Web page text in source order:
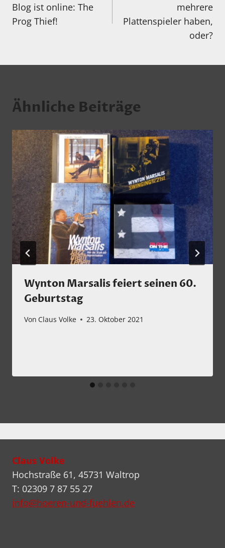
Blog ist online: The
Prog Thief!
mehrere
Plattenspieler haben,
oder?
Ähnliche Beiträge
Wynton Marsalis feiert seinen 60.
Geburtstag
Von Claus Volke 23. Oktober 2021
Claus Volke
Hochstraße 61, 45731 Waltrop
T: 02309 7 87 55 27
info@hoeren-und-fuehlen.de